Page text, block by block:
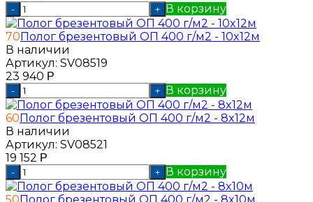
- + В корзину
70Полог брезентовый ОП 400 г/м2 - 10x12м
В наличии
Артикул: SV08519
23 940 Р
- + В корзину
60Полог брезентовый ОП 400 г/м2 - 8x12м
В наличии
Артикул: SV08521
19 152 Р
- + В корзину